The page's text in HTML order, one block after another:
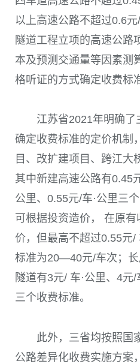
以上高速公路不超过0.6元
隧道工程立项的高速公路
本及预测交通量等因素测
格听证的方式确定收费标
江苏省2021年明确
确定收费标准的定价机制
目、改扩建项目、跨江大
其中新建高速公路有0.45
公里、0.55元/车·公里三
可根据投资造价， 在原
价，但最高不超过0.55元/
标准为20—40元/车次；
隧道有3元/ 车·公里、4元
三个收费标准。
此外，三省均按照国
公路差异化收费实施方案